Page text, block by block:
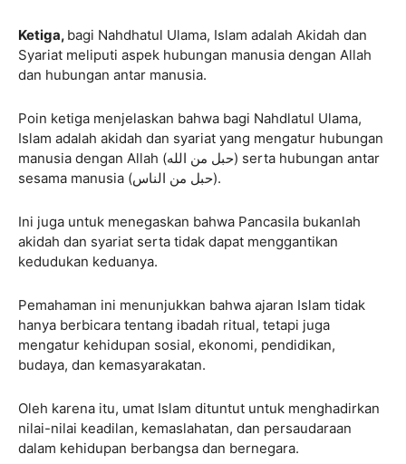
Ketiga, bagi Nahdhatul Ulama, Islam adalah Akidah dan
Syariat meliputi aspek hubungan manusia dengan Allah
dan hubungan antar manusia.
Poin ketiga menjelaskan bahwa bagi Nahdlatul Ulama,
Islam adalah akidah dan syariat yang mengatur hubungan
manusia dengan Allah (حبل من الله) serta hubungan antar
sesama manusia (حبل من الناس).
Ini juga untuk menegaskan bahwa Pancasila bukanlah
akidah dan syariat serta tidak dapat menggantikan
kedudukan keduanya.
Pemahaman ini menunjukkan bahwa ajaran Islam tidak
hanya berbicara tentang ibadah ritual, tetapi juga
mengatur kehidupan sosial, ekonomi, pendidikan,
budaya, dan kemasyarakatan.
Oleh karena itu, umat Islam dituntut untuk menghadirkan
nilai-nilai keadilan, kemaslahatan, dan persaudaraan
dalam kehidupan berbangsa dan bernegara.